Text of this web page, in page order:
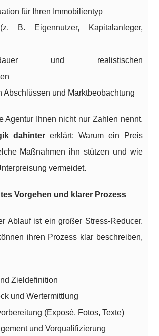
für Ihren Immobilientyp
B. Eigennutzer, Kapitalanleger,
und realistischen
Abschlüssen und Marktbeobachtung
Agentur Ihnen nicht nur Zahlen nennt,
dahintererklärt: Warum ein Preis
Maßnahmen ihn stützen und wie
vermeidet.
Vorgehen und klarer Prozess
Ablauf ist ein großer Stress-Reducer.
ihren Prozess klar beschreiben,
Zieldefinition
und Wertermittlung
(Exposé, Fotos, Texte)
und Vorqualifizierung